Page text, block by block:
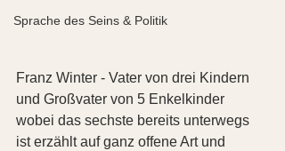
Sprache des Seins & Politik
Franz Winter - Vater von drei Kindern
und Großvater von 5 Enkelkinder
wobei das sechste bereits unterwegs
ist erzählt auf ganz offene Art und